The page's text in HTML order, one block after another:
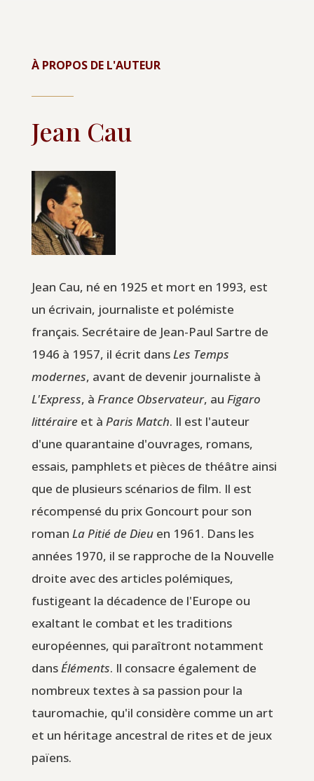
À PROPOS DE L'AUTEUR
Jean Cau
Jean Cau, né en 1925 et mort en 1993, est
un écrivain, journaliste et polémiste
français. Secrétaire de Jean-Paul Sartre de
1946 à 1957, il écrit dansLes Temps
modernes, avant de devenir journaliste à
L'Express, à France Observateur, au Figaro
littéraireet à Paris Match. Il est l'auteur
d'une quarantaine d'ouvrages, romans,
essais, pamphlets et pièces de théâtre ainsi
que de plusieurs scénarios de film. Il est
récompensé du prix Goncourt pour son
roman La Pitié de Dieuen 1961. Dans les
années 1970, il se rapproche de la Nouvelle
droite avec des articles polémiques,
fustigeant la décadence de l'Europe ou
exaltant le combat et les traditions
européennes, qui paraîtront notamment
dansÉléments. Il consacre également de
nombreux textes à sa passion pour la
tauromachie, qu'il considère comme un art
et un héritage ancestral de rites et de jeux
païens.